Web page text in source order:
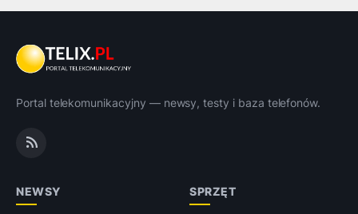
Portal telekomunikacyjny — newsy, testy i baza telefonów.
NEWSY SPRZĘT